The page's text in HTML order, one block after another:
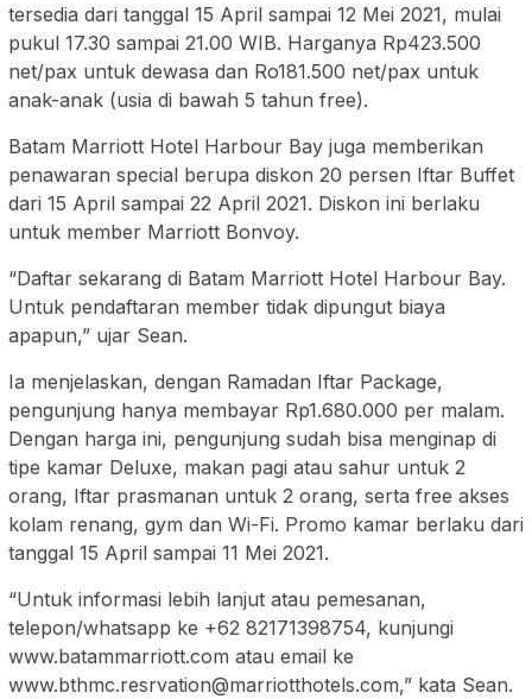
tersedia dari tanggal 15 April sampai 12 Mei 2021, mulai
pukul 17.30 sampai 21.00 WIB. Harganya Rp423.500
net/pax untuk dewasa dan Ro181.500 net/pax untuk
anak-anak (usia di bawah 5 tahun free).
Batam Marriott Hotel Harbour Bay juga memberikan
penawaran special berupa diskon 20 persen Iftar Buffet
dari 15 April sampai 22 April 2021. Diskon ini berlaku
untuk member Marriott Bonvoy.
“Daftar sekarang di Batam Marriott Hotel Harbour Bay.
Untuk pendaftaran member tidak dipungut biaya
apapun,” ujar Sean.
Ia menjelaskan, dengan Ramadan Iftar Package,
pengunjung hanya membayar Rp1.680.000 per malam.
Dengan harga ini, pengunjung sudah bisa menginap di
tipe kamar Deluxe, makan pagi atau sahur untuk 2
orang, Iftar prasmanan untuk 2 orang, serta free akses
kolam renang, gym dan Wi-Fi. Promo kamar berlaku dari
tanggal 15 April sampai 11 Mei 2021.
“Untuk informasi lebih lanjut atau pemesanan,
telepon/whatsapp ke +62 82171398754, kunjungi
www.batammarriott.com atau email ke
www.bthmc.resrvation@marriotthotels.com,” kata Sean.